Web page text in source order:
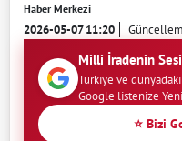
Haber Merkezi
2026-05-07 11:20
Milli İradenin
Türkiye ve
Google listenize
⭐ Bizi